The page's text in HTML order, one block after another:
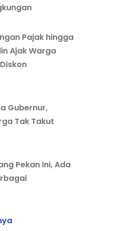
Pajak hingga
Ajak Warga
Gubernur,
Tak Takut
Pekan Ini, Ada